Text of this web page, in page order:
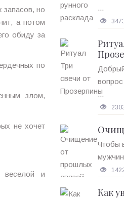
запасов, но
а потом
обиду за
по
злом,
не хочет
веселой и
...
...
Чтобы
Как